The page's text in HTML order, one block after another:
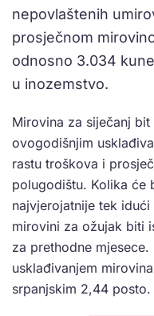
nepovlaštenih
prosječnom
odnosno 3.034
u inozemstvo.
Mirovina za siječanj
ovogodišnjim
rastu troškova i
polugodištu. Kolika će
najvjerojatnije tek
mirovini za ožujak biti
za prethodne
usklađivanjem
srpanjskim 2,44 posto.